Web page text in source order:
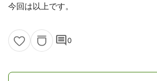
今回は以上です。
comment0